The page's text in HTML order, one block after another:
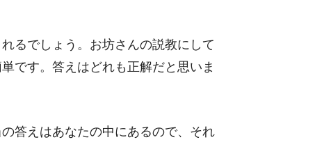
るでしょう。お坊さんの説教にして
です。答えはどれも正解だと思いま
答えはあなたの中にあるので、それ